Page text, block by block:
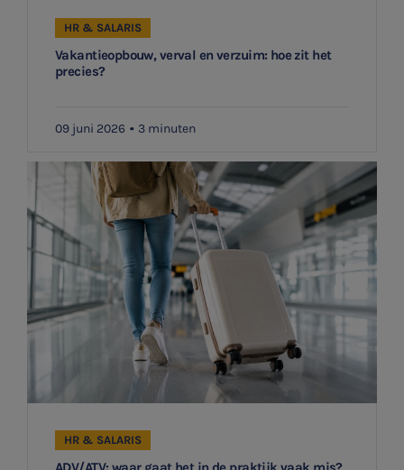
Vakantieopbouw, verval en verzuim: hoe zit het
precies?
HR & SALARIS
09 juni 2026 3 minuten
HR & SALARIS